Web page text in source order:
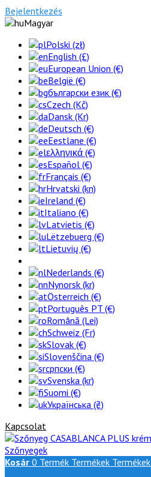
Bejelentkezés
Magyar
Polski (zł)
English (£)
European Union (€)
België (€)
български език (€)
Czech (Kč)
Dansk (Kr)
Deutsch (€)
Eestlane (€)
ελληνικά (€)
Español (€)
Français (€)
Hrvatski (kn)
Ireland (€)
Italiano (€)
Latvietis (€)
Lëtzebuerg (€)
Lietuvių (€)
Nederlands (€)
Nynorsk (kr)
Österreich (€)
Português PT (€)
Română (Lei)
Schweiz (Fr)
Slovak (€)
Slovenščina (€)
српски (€)
Svenska (kr)
Suomi (€)
Українська (₴)
Kapcsolat
Kosár 0 Termék Termékek Termékek